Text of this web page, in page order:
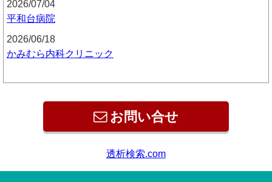
2026/07/04
平和台病院
2026/06/18
かみむら内科クリニック
お問い合せ
透析検索.com